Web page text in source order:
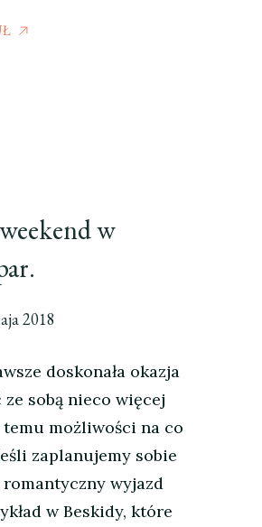
w
2018
doskonała okazja
sobą nieco więcej
możliwości na co
zaplanujemy sobie
wyjazd
w Beskidy, które